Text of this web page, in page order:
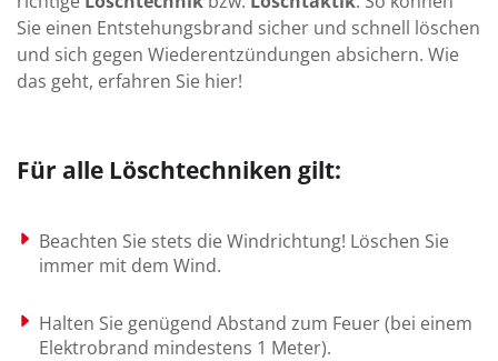
Sie einen Entstehungsbrand sicher und schnell löschen
und sich gegen Wiederentzündungen absichern. Wie
das geht, erfahren Sie hier!
Für alle Löschtechniken gilt:
Beachten Sie stets die Wind­richtung! Löschen Sie
immer mit dem Wind.
Halten Sie ge­nü­gend Ab­stand zum Feuer (bei einem
Elektro­brand min­des­tens 1 Meter).